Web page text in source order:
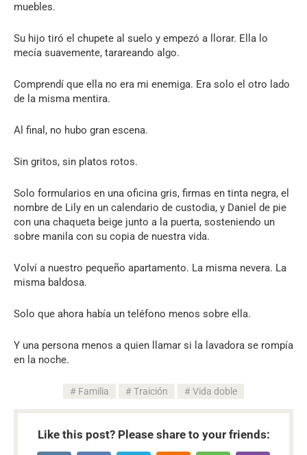
muebles.
Su hijo tiró el chupete al suelo y empezó a llorar. Ella lo
mecía suavemente, tarareando algo.
Comprendí que ella no era mi enemiga. Era solo el otro lado
de la misma mentira.
Al final, no hubo gran escena.
Sin gritos, sin platos rotos.
Solo formularios en una oficina gris, firmas en tinta negra, el
nombre de Lily en un calendario de custodia, y Daniel de pie
con una chaqueta beige junto a la puerta, sosteniendo un
sobre manila con su copia de nuestra vida.
Volví a nuestro pequeño apartamento. La misma nevera. La
misma baldosa.
Solo que ahora había un teléfono menos sobre ella.
Y una persona menos a quien llamar si la lavadora se rompía
en la noche.
Familia Traición Vida doble
Like this post? Please share to your friends: